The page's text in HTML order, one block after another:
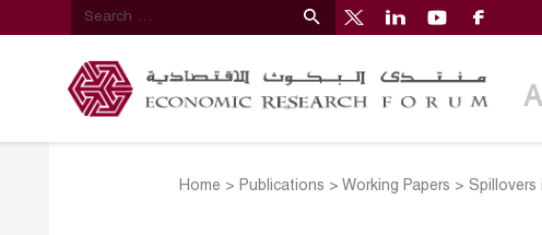
Home > Publications >Working Papers >Spillovers